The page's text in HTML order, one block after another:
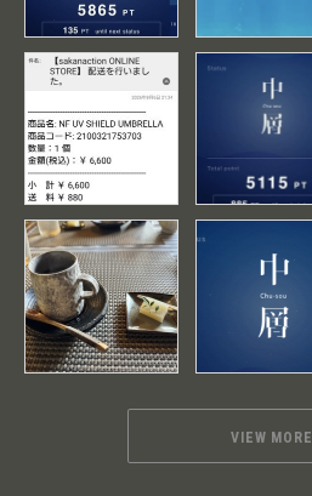
VIEW MORE